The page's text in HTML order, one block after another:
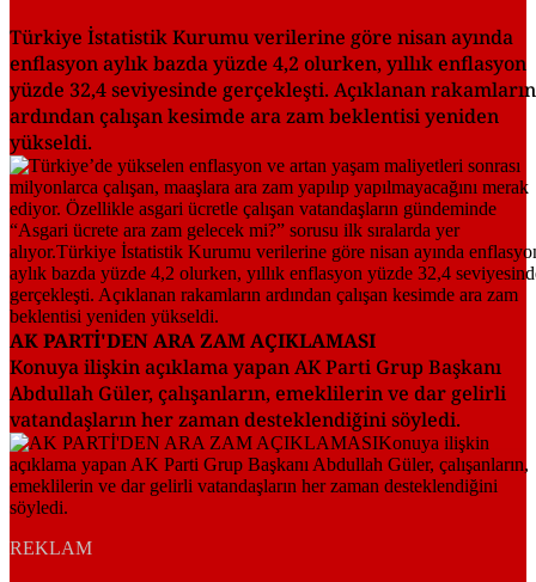
Türkiye İstatistik Kurumu verilerine göre nisan ayında
enflasyon aylık bazda yüzde 4,2 olurken, yıllık enflasyon
yüzde 32,4 seviyesinde gerçekleşti. Açıklanan rakamların
ardından çalışan kesimde ara zam beklentisi yeniden
yükseldi.
AK PARTİ'DEN ARA ZAM AÇIKLAMASI
Konuya ilişkin açıklama yapan AK Parti Grup Başkanı
Abdullah Güler, çalışanların, emeklilerin ve dar gelirli
vatandaşların her zaman desteklendiğini söyledi.
REKLAM